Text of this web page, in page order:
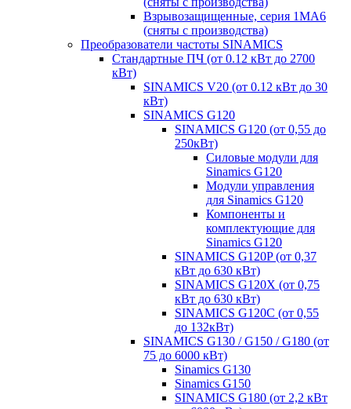
Взрывозащищенные, серия 1MA6
(сняты с производства)
Преобразователи частоты SINAMICS
Стандартные ПЧ (от 0.12 кВт до 2700
кВт)
SINAMICS V20 (от 0.12 кВт до 30
кВт)
SINAMICS G120
SINAMICS G120 (от 0,55 до
250кВт)
Силовые модули для
Sinamics G120
Модули управления
для Sinamics G120
Компоненты и
комплектующие для
Sinamics G120
SINAMICS G120P (от 0,37
кВт до 630 кВт)
SINAMICS G120X (от 0,75
кВт до 630 кВт)
SINAMICS G120C (от 0,55
до 132кВт)
SINAMICS G130 / G150 / G180 (от
75 до 6000 кВт)
Sinamics G130
Sinamics G150
SINAMICS G180 (от 2,2 кВт